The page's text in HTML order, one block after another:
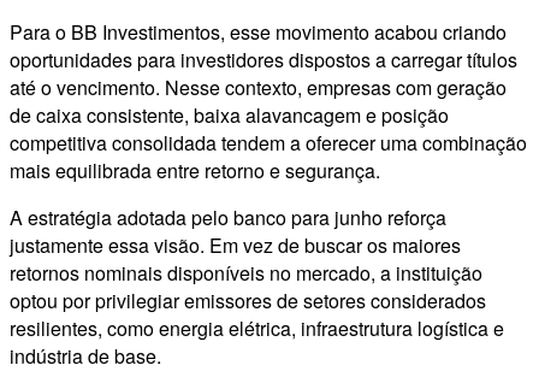
Para o BB Investimentos, esse movimento acabou criando
oportunidades para investidores dispostos a carregar títulos
até o vencimento. Nesse contexto, empresas com geração
de caixa consistente, baixa alavancagem e posição
competitiva consolidada tendem a oferecer uma combinação
mais equilibrada entre retorno e segurança.
A estratégia adotada pelo banco para junho reforça
justamente essa visão. Em vez de buscar os maiores
retornos nominais disponíveis no mercado, a instituição
optou por privilegiar emissores de setores considerados
resilientes, como energia elétrica, infraestrutura logística e
indústria de base.